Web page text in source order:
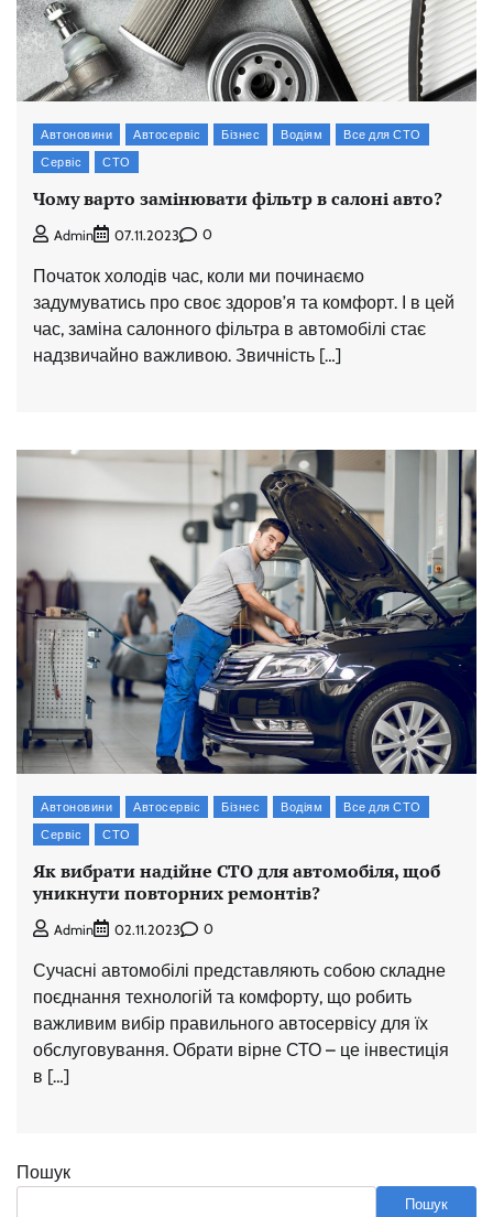
Автоновини Автосервіс Бізнес Водіям
Все для СТО
Сервіс
СТО
Чому варто замінювати фільтр в салоні авто?
Admin 07.11.2023 0
Початок холодів час, коли ми починаємо
задумуватись про своє здоров’я та комфорт. І в цей
час, заміна салонного фільтра в автомобілі стає
надзвичайно важливою. Звичність […]
Автоновини Автосервіс Бізнес Водіям
Все для СТО
Сервіс
СТО
Як вибрати надійне СТО для автомобіля, щоб
уникнути повторних ремонтів?
Admin 02.11.2023 0
Сучасні автомобілі представляють собою складне
поєднання технологій та комфорту, що робить
важливим вибір правильного автосервісу для їх
обслуговування. Обрати вірне СТО – це інвестиція
в […]
Пошук
Пошук